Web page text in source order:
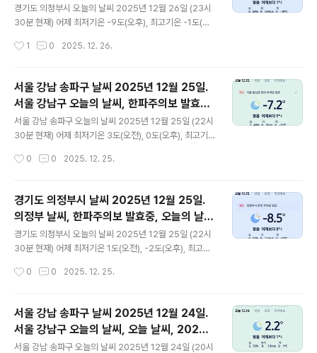
= 10 ㎍/m³ 황사는 보통 = 21 ㎍/m³ 자외선 (오후) =
낮음 오늘미세먼지는 좋음 = 17 ㎍/m³ 초미세먼지 좋음
음 대기상태는 ..
오늘 날씨, 2025 1226, 초미세먼지, 미세먼
지, 황사, 자외선
경기도 의정부시 오늘의 날씨 2025년 12월 26일 (23시
30분 현재) 어제 최저기온 -9도(오후), 최고기온 -1도(오
후) 어제보다 3도 낮은 최저기온이고 어제보다 4도 낮
률은 위 이미지에서 오전, 오후 기상 상태 참조 대기
상황 공기질은어제미세먼지는 좋음 = 22 ㎍/m³ 초미세
먼지 좋음 = 0 ㎍/m³ 황사는 보통 = 21 ㎍/m³자외선
(오후) = 낮음오늘미세먼지는 좋음 = 17 ㎍/m³ 초미세먼
후) = 낮음 대기상태는 어..
1 0 2025. 12. 26.
서울 강남 송파구 날씨 2025년 12월 25일.
서울 강남구 오늘의 날씨, 한파주의보 발효중,
오늘 날씨, 2025 1225, 초미세먼지, 미세먼
지, 황사, 자외선
서울 강남 송파구 오늘의 날씨 2025년 12월 25일 (22시
30분 현재) 어제 최저기온 3도(오전), 0도(오후), 최고기
전, 오후) 어제보다 7도 낮은 최저기온이고 어제보다 5도
눈비 올 확률은 위 이미지에서 오전, 오후 기상 상태 참조
대기상황 공기질은 어제 미세먼지는 좋음 = 28 ㎍/m³ 초
미세먼지 보통 = 21 ㎍/m³ 황사는 보통 = 23 ㎍/m³ 자
외선 (오후) = 낮음 오늘미세먼지는 좋음 = 21 ㎍/m³ 초
외선 (오후) = ..
0 0 2025. 12. 25.
경기도 의정부시 날씨 2025년 12월 25일.
의정부 날씨, 한파주의보 발효중, 오늘의 날
씨, 오늘 날씨, 2025 1225, 초미세먼지, 미
세먼지, 황사, 자외선
경기도 의정부시 오늘의 날씨 2025년 12월 25일 (22시
30분 현재) 어제 최저기온 1도(오전), -2도(오후), 최고기
전, 오후) 어제보다 7도 낮은 최저기온이고 어제보다 5
* 눈비 올 확률은 위 이미지에서 오전, 오후 기상 상태 참조
대기상황 공기질은어제미세먼지는 보통 = 33 ㎍/
m³ 초미세먼지 보통 = 17 ㎍/m³ 황사는 보통 = 23 ㎍/
0 0 2025. 12. 25.
서울 강남 송파구 날씨 2025년 12월 24일.
서울 강남구 오늘의 날씨, 오늘 날씨, 2025 1
224, 초미세먼지, 미세먼지, 황사, 자외선
서울 강남 송파구 오늘의 날씨 2025년 12월 24일 (20시